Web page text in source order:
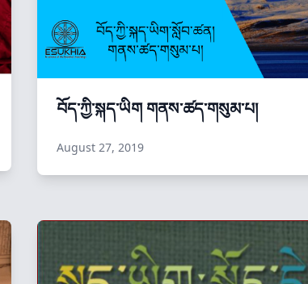
བོད་ཀྱི་སྐད་ཡིག གནས་ཚད་གསུམ་པ།
August 27, 2019